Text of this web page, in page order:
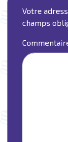
Votre
champs